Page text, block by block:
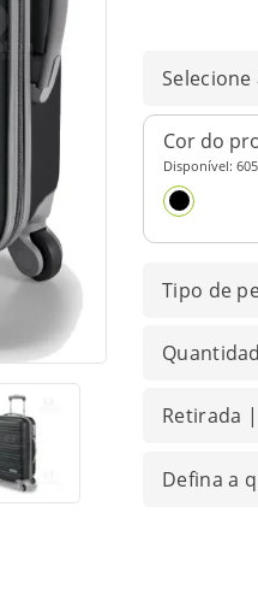
Cor do
Disponível: 605
Tipo de
Retirada
Defina a